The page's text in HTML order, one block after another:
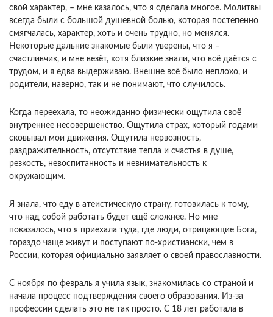
свой характер, – мне казалось, что я сделала многое. Молитвы
всегда были с большой душевной болью, которая постепенно
смягчалась, характер, хоть и очень трудно, но менялся.
Некоторые дальние знакомые были уверены, что я –
счастливчик, и мне везёт, хотя близкие знали, что всё даётся с
трудом, и я едва выдерживаю. Внешне всё было неплохо, и
родители, наверно, так и не понимают, что случилось.
Когда переехала, то неожиданно физически ощутила своё
внутреннее несовершенство. Ощутила страх, который годами
сковывал мои движения. Ощутила нервозность,
раздражительность, отсутствие тепла и счастья в душе,
резкость, невоспитанность и невнимательность к
окружающим.
Я знала, что еду в атеистическую страну, готовилась к тому,
что над собой работать будет ещё сложнее. Но мне
показалось, что я приехала туда, где люди, отрицающие Бога,
гораздо чаще живут и поступают по-христиански, чем в
России, которая официально заявляет о своей православности.
С ноября по февраль я учила язык, знакомилась со страной и
начала процесс подтверждения своего образования. Из-за
профессии сделать это не так просто. С 18 лет работала в